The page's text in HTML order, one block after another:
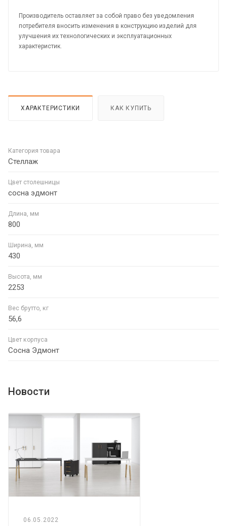
Производитель оставляет за собой право без уведомления
потребителя вносить изменения в конструкцию изделий для
улучшения их технологических и эксплуатационных
характеристик.
ХАРАКТЕРИСТИКИ КАК КУПИТЬ
Категория товара
Стеллаж
Цвет столешницы
сосна эдмонт
Длина, мм
800
Ширина, мм
430
Высота, мм
2253
Вес брутто, кг
56,6
Цвет корпуса
Сосна Эдмонт
Новости
06.05.2022